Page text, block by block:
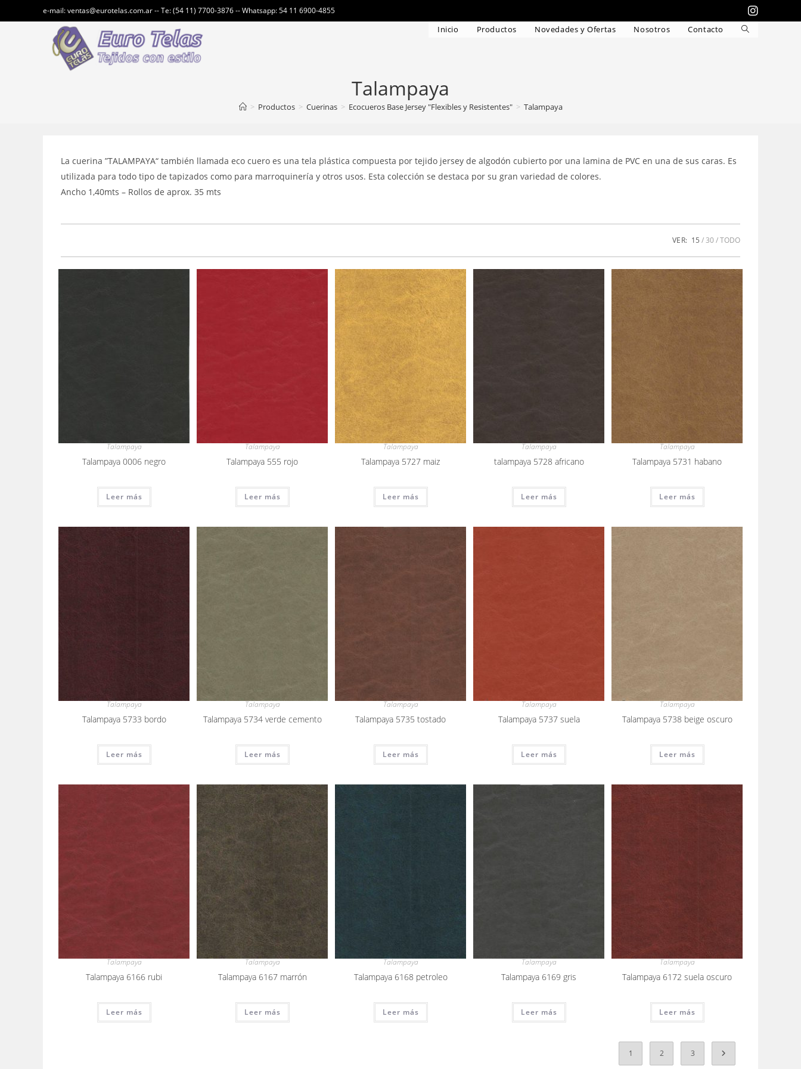
al
e-mail: ventas@eurotelas.com.ar -- Te: (54 11) 7700-3876 -- Whatsapp: 54 11 6900-4855
Inicio Productos Novedades y Ofertas Nosotros Contacto
Alternar
Talampaya
> Productos > Cuerinas > Ecocueros Base Jersey "Flexibles y Resistentes" > Talampaya
La cuerina ”TALAMPAYA“ también llamada eco cuero es una tela plástica compuesta por tejido jersey de algodón cubierto por una lamina de PVC en una de sus caras. Es
utilizada para todo tipo de tapizados como para marroquinería y otros usos. Esta colección se destaca por su gran variedad de colores.
Ancho 1,40mts – Rollos de aprox. 35 mts
VER: 15 30 TODO
Talampaya
Talampaya 0006 negro
Leer más
Talampaya
Talampaya 555 rojo
Leer más
Talampaya
Talampaya 5727 maiz
Leer más
Talampaya
talampaya 5728 africano
Leer más
Talampaya
Talampaya 5731 habano
Leer más
Talampaya
Talampaya 5733 bordo
Leer más
Talampaya
Talampaya 5734 verde cemento
Leer más
Talampaya
Talampaya 5735 tostado
Leer más
Talampaya
Talampaya 5737 suela
Leer más
Talampaya
Talampaya 5738 beige oscuro
Leer más
Talampaya
Talampaya 6166 rubi
Leer más
Talampaya
Talampaya 6167 marrón
Leer más
Talampaya
Talampaya 6168 petroleo
Leer más
Talampaya
Talampaya 6169 gris
Leer más
Talampaya
Talampaya 6172 suela oscuro
Leer más
1 2 3